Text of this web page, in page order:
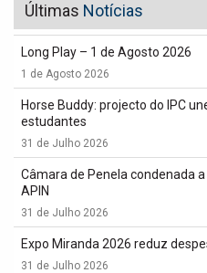
Últimas Notícias
Long Play – 1 de Agosto 2026
1 de Agosto 2026
Horse Buddy: projecto do IPC
estudantes
31 de Julho 2026
Câmara de Penela condenada
APIN
31 de Julho 2026
Expo Miranda 2026 reduz
31 de Julho 2026